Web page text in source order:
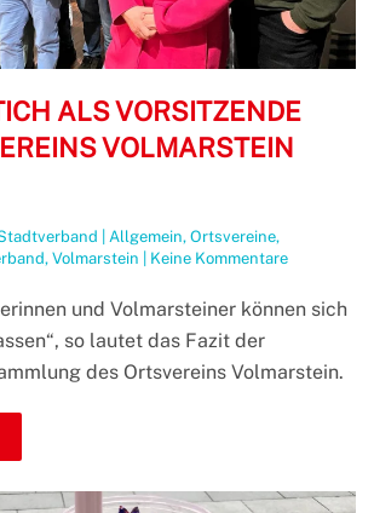
ALS VORSITZENDE
VOLMARSTEIN
Allgemein, Ortsvereine,
, Volmarstein Keine Kommentarezu
Stich
des
und Volmarsteiner können sich
so lautet das Fazit der
des Ortsvereins Volmarstein.